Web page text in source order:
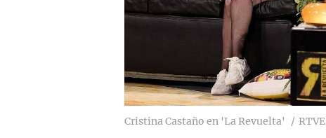
Cristina Castaño en 'La Revuelta' RTVE